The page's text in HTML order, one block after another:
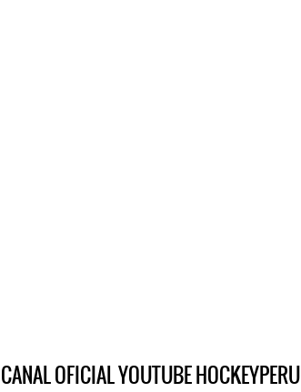
CANAL OFICIAL YOUTUBE HOCKEYPERU